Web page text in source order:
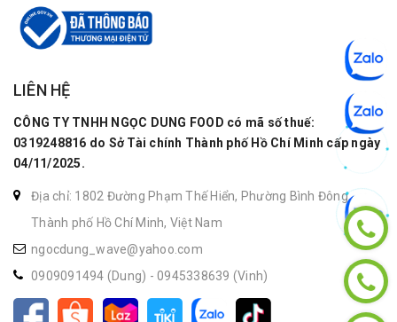
LIÊN HỆ
CÔNG TY TNHH NGỌC DUNG FOOD có mã số thuế:
0319248816 do Sở Tài chính Thành phố Hồ Chí Minh cấp ngày
04/11/2025.
Địa chỉ: 1802 Đường Phạm Thế Hiển, Phường Bình Đông,
Thành phố Hồ Chí Minh, Việt Nam
ngocdung_wave@yahoo.com
0909091494 (Dung) - 0945338639 (Vinh)